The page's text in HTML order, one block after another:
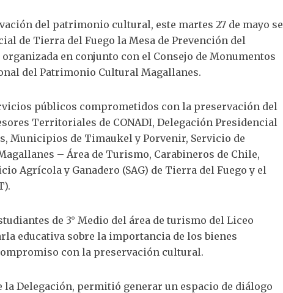
del patrimonio cultural, este martes 27 de mayo se
de Tierra del Fuego la Mesa de Prevención del
en conjunto con el Consejo de Monumentos
del Patrimonio Cultural Magallanes.
públicos comprometidos con la preservación del
Territoriales de CONADI, Delegación Presidencial
Municipios de Timaukel y Porvenir, Servicio de
– Área de Turismo, Carabineros de Chile,
Agrícola y Ganadero (SAG) de Tierra del Fuego y el
de 3° Medio del área de turismo del Liceo
educativa sobre la importancia de los bienes
con la preservación cultural.
la Delegación, permitió generar un espacio de diálogo